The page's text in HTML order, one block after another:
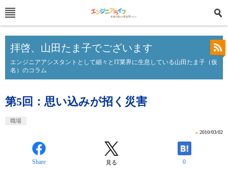
拝啓、山田たま子でございます
エンジニアアシスタントとして細々とIT業界に生息している山田たま子（仮
名）のコラム
第5回：思い込みが招く災害
職場
» 2010/03/02
Share 見る 0